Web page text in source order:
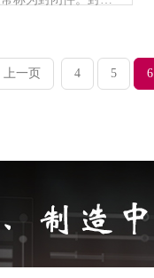
轴承中。同一轴承上
瓶盖。还提供...
上一页 4 5 6